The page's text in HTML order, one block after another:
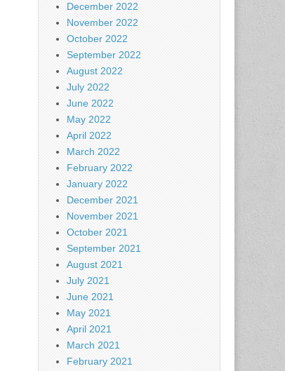
December 2022
November 2022
October 2022
September 2022
August 2022
July 2022
June 2022
May 2022
April 2022
March 2022
February 2022
January 2022
December 2021
November 2021
October 2021
September 2021
August 2021
July 2021
June 2021
May 2021
April 2021
March 2021
February 2021